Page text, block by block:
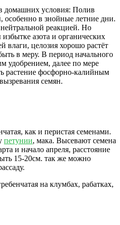
домашних условия: Полив
особенно в знойные летние дни.
реакцией. Но
азота и органических
влаги, целозия хорошо растёт
в меру. В период начального
удобрением, далее по мере
растение фосфорно-калийным
семян.
как и перистая семенами.
петунии, мака. Высевают семена
и начало апреля, расстояние
15-20см. так же можно
на клумбах, рабатках,